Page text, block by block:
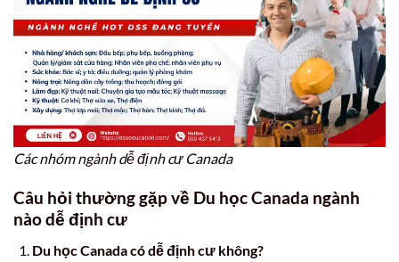
Các nhóm ngành dễ định cư Canada
Câu hỏi thường gặp về Du học Canada ngành
nào dễ định cư
Du học Canada có dễ định cư không?